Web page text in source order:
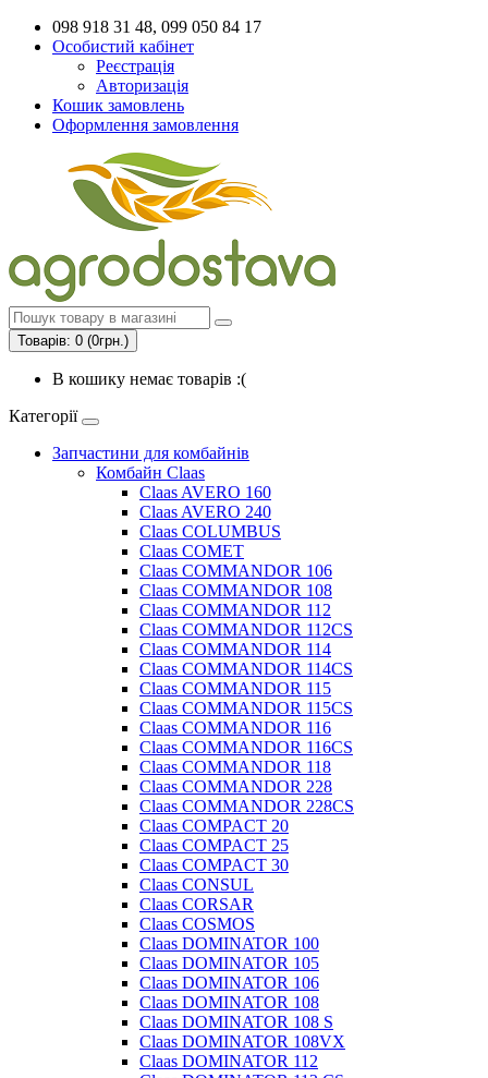
098 918 31 48, 099 050 84 17
Особистий кабінет
Реєстрація
Авторизація
Кошик замовлень
Оформлення замовлення
Товарів: 0 (0грн.)
В кошику немає товарів :(
Категорії
Запчастини для комбайнів
Комбайн Claas
Claas AVERO 160
Claas AVERO 240
Claas COLUMBUS
Claas COMET
Claas COMMANDOR 106
Claas COMMANDOR 108
Claas COMMANDOR 112
Claas COMMANDOR 112CS
Claas COMMANDOR 114
Claas COMMANDOR 114CS
Claas COMMANDOR 115
Claas COMMANDOR 115CS
Claas COMMANDOR 116
Claas COMMANDOR 116CS
Claas COMMANDOR 118
Claas COMMANDOR 228
Claas COMMANDOR 228CS
Claas COMPACT 20
Claas COMPACT 25
Claas COMPACT 30
Claas CONSUL
Claas CORSAR
Claas COSMOS
Claas DOMINATOR 100
Claas DOMINATOR 105
Claas DOMINATOR 106
Claas DOMINATOR 108
Claas DOMINATOR 108 S
Claas DOMINATOR 108VX
Claas DOMINATOR 112